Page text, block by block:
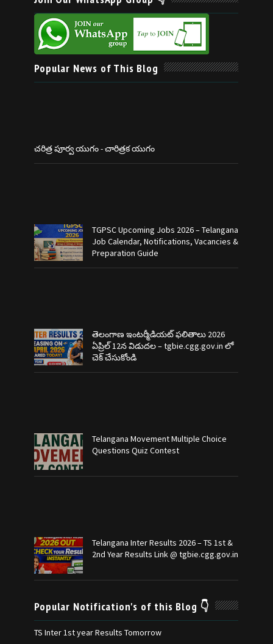
Popular News of This Blog
చరిత్ర పూర్వ యుగం - చారిత్రక యుగం
TGPSC Upcoming Jobs 2026 – Telangana
Job Calendar, Notifications, Vacancies &
Preparation Guide
తెలంగాణ ఇంటర్మీడియట్ ఫలితాలు 2026
ఏప్రిల్ 12న విడుదల – tgbie.cgg.gov.in లో
చెక్ చేసుకోండి
Telangana Movement Multiple Choice
Questions Quiz Contest
Telangana Inter Results 2026 – TS 1st &
2nd Year Results Link @ tgbie.cgg.gov.in
Popular Notification's of this Blog 👇
TS Inter 1st year Results Tomorrow